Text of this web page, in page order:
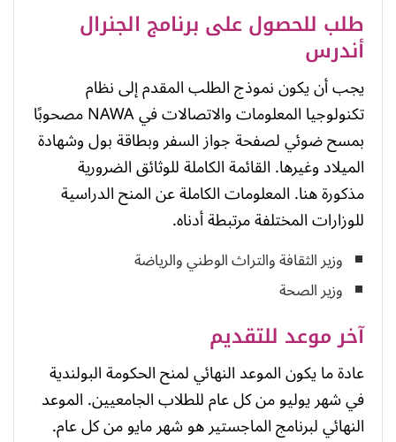
طلب للحصول على برنامج الجنرال
أندرس
يجب أن يكون نموذج الطلب المقدم إلى نظام
تكنولوجيا المعلومات والاتصالات في NAWA مصحوبًا
بمسح ضوئي لصفحة جواز السفر وبطاقة بول وشهادة
الميلاد وغيرها. القائمة الكاملة للوثائق الضرورية
مذكورة هنا. المعلومات الكاملة عن المنح الدراسية
للوزارات المختلفة مرتبطة أدناه.
وزير الثقافة والتراث الوطني والرياضة
وزير الصحة
آخر موعد للتقديم
عادة ما يكون الموعد النهائي لمنح الحكومة البولندية
في شهر يوليو من كل عام للطلاب الجامعيين. الموعد
النهائي لبرنامج الماجستير هو شهر مايو من كل عام.